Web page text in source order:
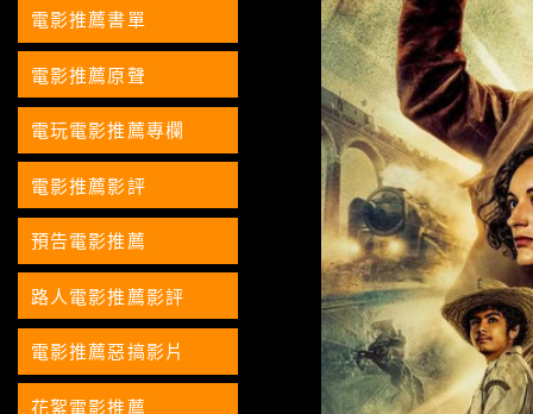
電影推薦書單
電影推薦原聲
電玩電影推薦專欄
電影推薦影評
預告電影推薦
路人電影推薦影評
電影推薦惡搞影片
花絮電影推薦